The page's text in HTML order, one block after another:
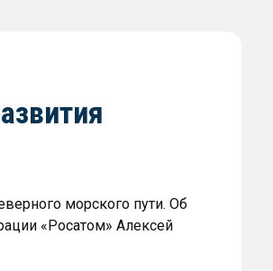
морского пути. Об
«Росатом» Алексей